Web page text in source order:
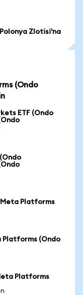
Zlotisi'na
(Ondo
ETF (Ondo
Platforms
Platforms (Ondo
Platforms